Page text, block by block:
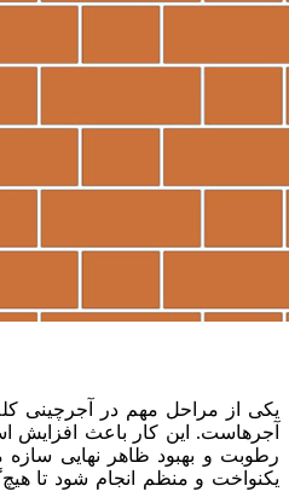
یکی از مراحل مهم در آجرچینی
آجرهاست. این کار باعث افزایش
رطوبت و بهبود ظاهر نهایی
یکنواخت و منظم انجام شود تا